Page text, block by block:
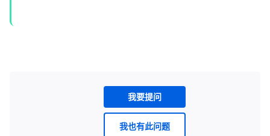
我要提问
我也有此问题